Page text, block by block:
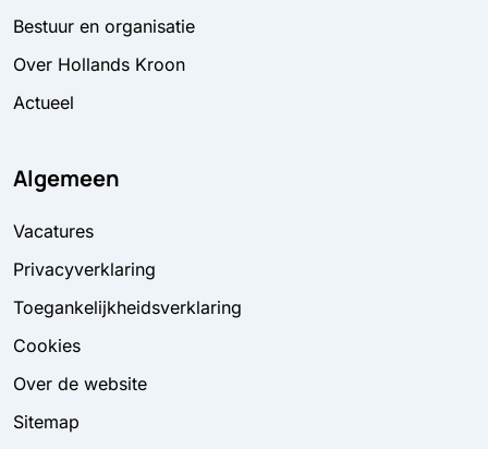
Bestuur en organisatie
Over Hollands Kroon
Actueel
Algemeen
Vacatures
Privacyverklaring
Toegankelijkheidsverklaring
Cookies
Over de website
Sitemap